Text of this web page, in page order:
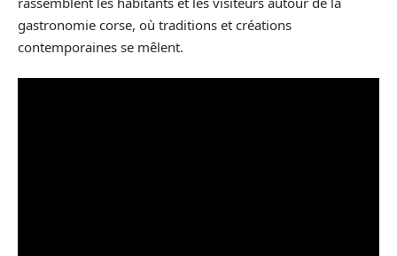
gastronomie corse, où traditions et créations
contemporaines se mêlent.